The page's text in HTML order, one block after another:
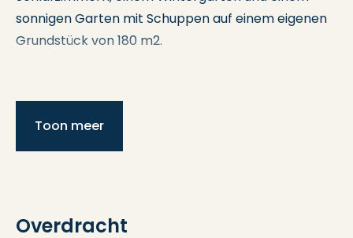
sonnigen Garten mit Schuppen auf einem eigenen
Grundstück von 180 m2.
noch zu bieten hat? Dann vereinbaren Sie einen
Termin mit uns, um dieses schöne Haus zu
eine Toilette und die Treppe in den ersten Stock
Toon meer
Overdracht